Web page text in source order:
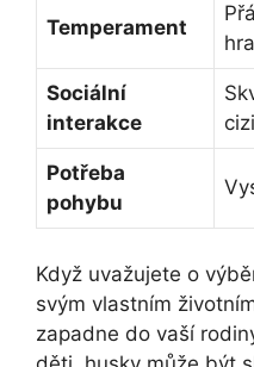
Temperament
Sociální
interakce
Potřeba
pohybu
Když uvažujete o
svým vlastním
zapadne do vaší